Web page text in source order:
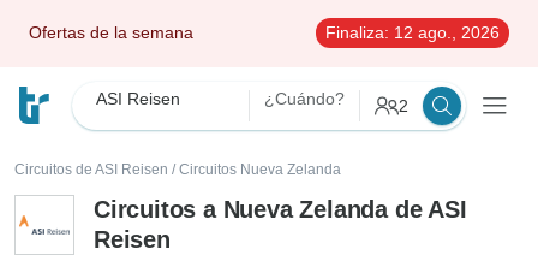
Ofertas de la semana Finaliza: 12 ago., 2026
ASI Reisen ¿Cuándo? 2
Circuitos de ASI Reisen / Circuitos Nueva Zelanda
Circuitos a Nueva Zelanda de ASI
Reisen